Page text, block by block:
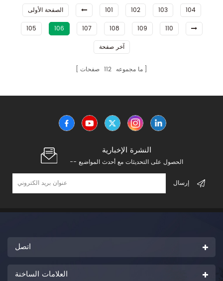
الصفحة الأولى 101 102 103
104
105
106 107 108 109
110
آخر صفحة
ما مجموعه 112 صفحات
النشرة الإخبارية
-- الحصول على التحديثات مع أحدث المواضيع
اتصل
العلامات الساخنة